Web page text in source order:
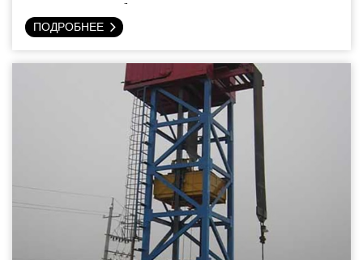
непосредственно буровые насосы, но также систему
питания и систему передачи, образующие насосный
ПОДРОБНЕЕ